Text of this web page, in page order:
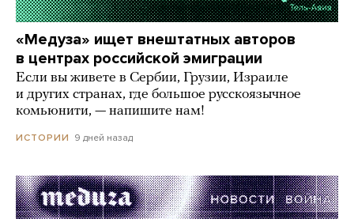
«Медуза» ищет внештатных авторов
в центрах российской эмиграции
Если вы живете в Сербии, Грузии, Израиле
и других странах, где большое русскоязычное
комьюнити, — напишите нам!
ИСТОРИИ 9 дней назад